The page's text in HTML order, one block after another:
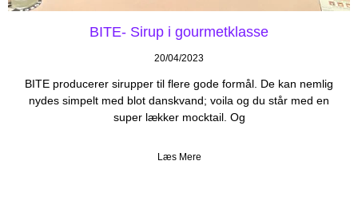
BITE- Sirup i gourmetklasse
20/04/2023
BITE producerer sirupper til flere gode formål. De kan nemlig
nydes simpelt med blot danskvand; voila og du står med en
super lækker mocktail. Og
Læs Mere